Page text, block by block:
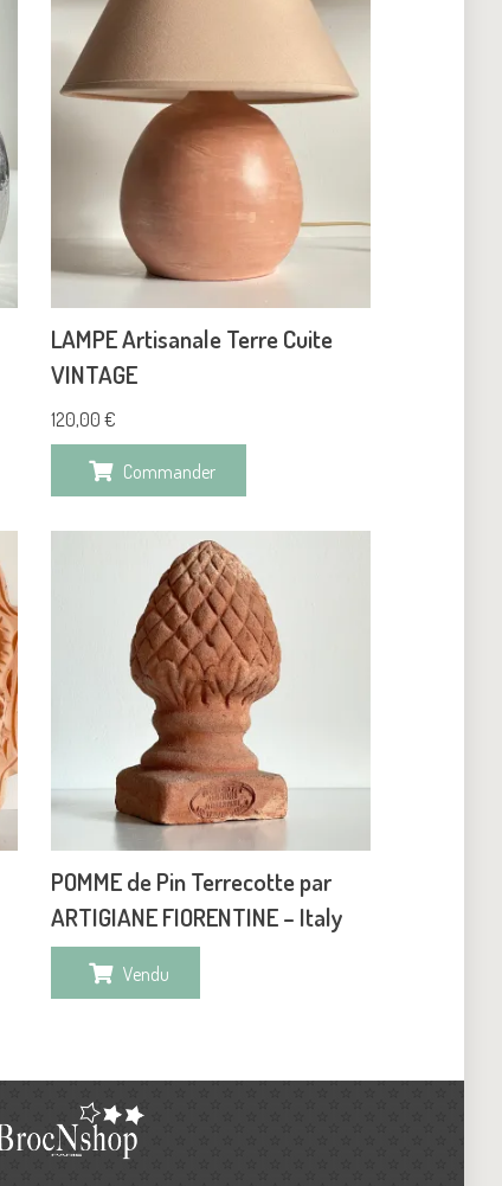
LAMPE Artisanale Terre Cuite
VINTAGE
120,00€
Commander
POMME de Pin Terrecotte par
ARTIGIANE FIORENTINE – Italy
Vendu